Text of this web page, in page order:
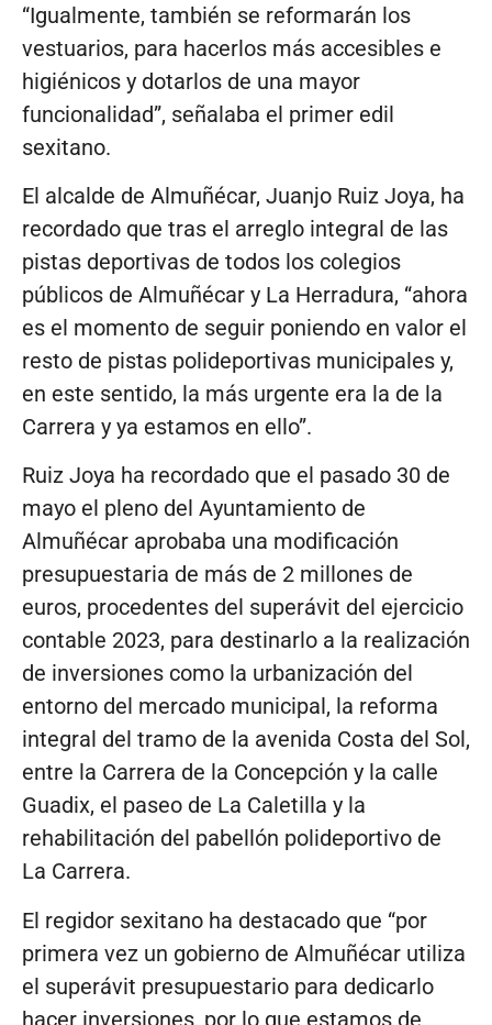
“Igualmente, también se reformarán los
vestuarios, para hacerlos más accesibles e
higiénicos y dotarlos de una mayor
funcionalidad”, señalaba el primer edil
sexitano.
El alcalde de Almuñécar, Juanjo Ruiz Joya, ha
recordado que tras el arreglo integral de las
pistas deportivas de todos los colegios
públicos de Almuñécar y La Herradura, “ahora
es el momento de seguir poniendo en valor el
resto de pistas polideportivas municipales y,
en este sentido, la más urgente era la de la
Carrera y ya estamos en ello”.
Ruiz Joya ha recordado que el pasado 30 de
mayo el pleno del Ayuntamiento de
Almuñécar aprobaba una modificación
presupuestaria de más de 2 millones de
euros, procedentes del superávit del ejercicio
contable 2023, para destinarlo a la realización
de inversiones como la urbanización del
entorno del mercado municipal, la reforma
integral del tramo de la avenida Costa del Sol,
entre la Carrera de la Concepción y la calle
Guadix, el paseo de La Caletilla y la
rehabilitación del pabellón polideportivo de
La Carrera.
El regidor sexitano ha destacado que “por
primera vez un gobierno de Almuñécar utiliza
el superávit presupuestario para dedicarlo
hacer inversiones, por lo que estamos de